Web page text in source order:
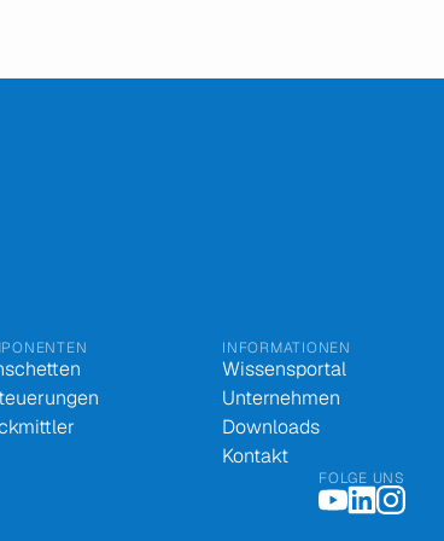
INFORMATIONEN
Wissensportal
Unternehmen
Downloads
Kontakt
FOLGE UNS